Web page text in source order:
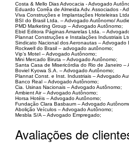
Costa & Mello Dias Advocacia - Advogado
Eduardo Corrêa de Almeida Adv. Associados -
Viva Construções e Implantações Hoteleiras
BSI do Brasil Ltda. – Advogado Autônomo/
PMD Marketing Group – Advogado Autônomo;
Ebid Editora Páginas Amarelas Ltda. –
Plannat Construções e Instalações Industriais
Sindicato Nacional dos Aeronautas – Advogado
Rockwell do Brasil – advogado autônomo;
Vip’s Motel – Advogado Autônomo;
Mini Mercado Biruta – Advogado Autônomo;
Santa Casa de Misericórdia do Rio de Janeiro –
Boviel Kyowa S.A. – Advogado Autônomo;
Plannat Const. e Inst. Industriais – Advogado
Banco Real – Advogado Autônomo;
Cia. Usinas Nacionais – Advogado Autônomo;
Ambient Air – Advogado Autônomo;
Horsa Hotéis – Advogado Autônomo;
Fundação Clara Basbaum – Advogado
Abolição Veículos – Advogado Autônomo;
Mesbla S/A – Advogado Empregado;
Avaliações de